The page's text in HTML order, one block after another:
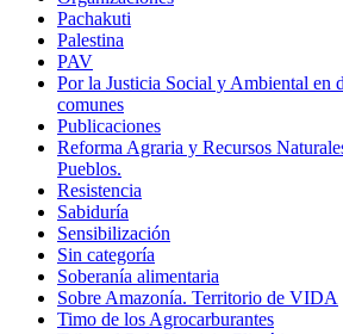
Pachakuti
Palestina
PAV
Por la Justicia Social y Ambiental en
comunes
Publicaciones
Reforma Agraria y Recursos
Pueblos.
Resistencia
Sabiduría
Sensibilización
Sin categoría
Soberanía alimentaria
Sobre Amazonía. Territorio de VIDA
Timo de los Agrocarburantes